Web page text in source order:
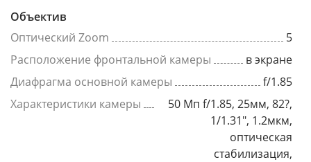
Объектив
Оптический Zoom
5
Расположение фронтальной камеры
в экране
Диафрагма основной камеры
f/1.85
Характеристики камеры
50 Мп f/1.85, 25мм, 82?,
1/1.31", 1.2мкм,
оптическая
стабилизация,